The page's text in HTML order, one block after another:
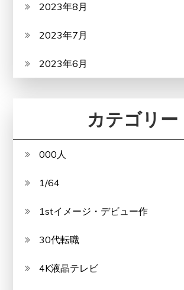
2023年8月
2023年7月
2023年6月
カテゴリー
000人
1/64
1stイメージ・デビュー作
30代転職
4K液晶テレビ